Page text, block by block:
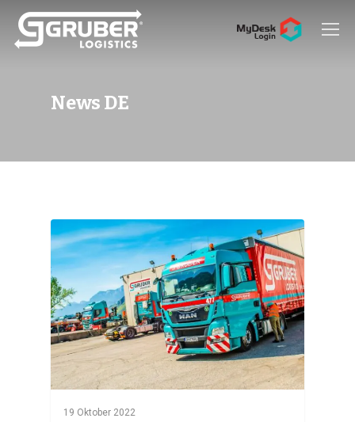
Hit enter to search or ESC to close
News DE
19 Oktober 2022
0